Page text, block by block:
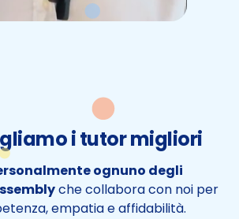
i tutor migliori
ognuno degli
che collabora con noi per
empatia e affidabilità.